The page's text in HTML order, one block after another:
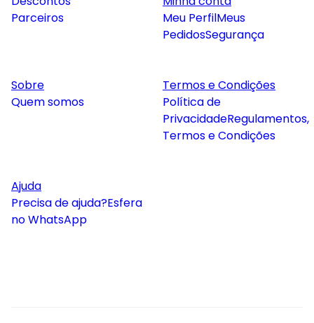
Parceiros
Meu PerfilMeus
PedidosSegurança
Sobre
Quem somos
Termos e Condições
Política de
PrivacidadeRegulamentos,
Termos e Condições
Ajuda
Precisa de ajuda?Esfera
no WhatsApp